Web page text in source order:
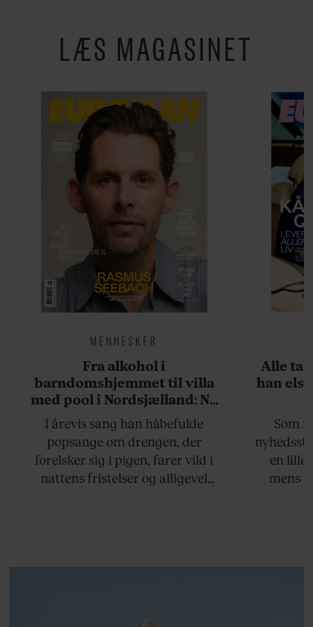
LÆS MAGASINET
MENNESKER
Fra alkohol i
barndomshjemmet til villa
med pool i Nordsjælland: Nu
skal du høre sandheden om
Rasmus Seebach
I årevis sang han håbefulde
popsange om drengen, der
forelsker sig i pigen, farer vild i
nattens fristelser og alligevel
arv, angst, familieliv, frygten for
Alle
han
Som
en lille
mens